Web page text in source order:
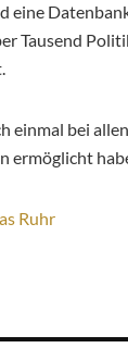
eine
Tausend
einmal bei
ermöglicht
Ruhr